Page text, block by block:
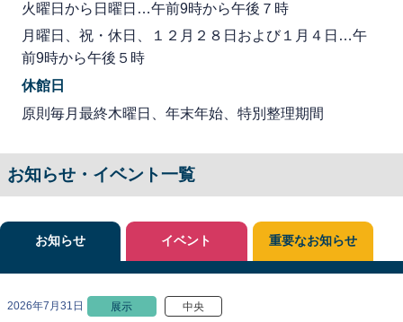
火曜日から日曜日…午前9時から午後７時
月曜日、祝・休日、１２月２８日および１月４日…午
前9時から午後５時
休館日
原則毎月最終木曜日、年末年始、特別整理期間
お知らせ・イベント一覧
お知らせ
2026年7月31日 展示 中央
イベント 重要なお知らせ